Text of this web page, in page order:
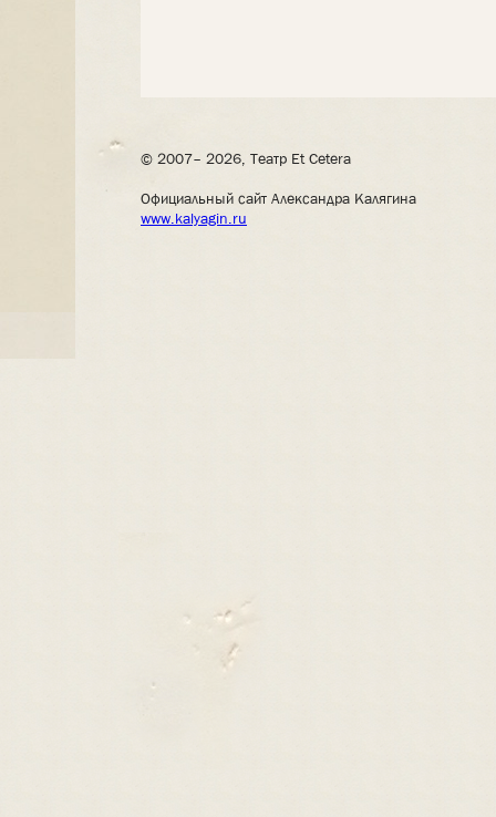
© 2007– 2026, Театр Et Cetera
Официальный сайт Александра Калягина
www.kalyagin.ru